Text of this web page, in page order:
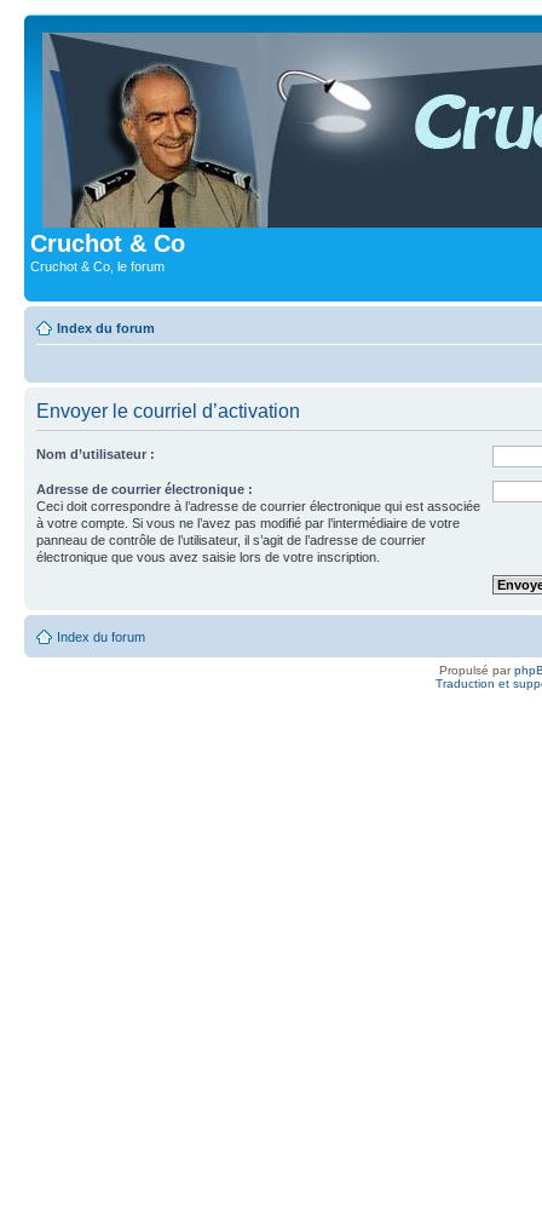
Cruchot & Co
Cruchot & Co, le forum
Index du forum
Envoyer le courriel d’activation
Nom d’utilisateur :
Adresse de courrier électronique :
Ceci doit correspondre à l’adresse de courrier électronique qui est associée
à votre compte. Si vous ne l’avez pas modifié par l’intermédiaire de votre
panneau de contrôle de l’utilisateur, il s’agit de l’adresse de courrier
électronique que vous avez saisie lors de votre inscription.
Index du forum
Propulsé par
Traduction et